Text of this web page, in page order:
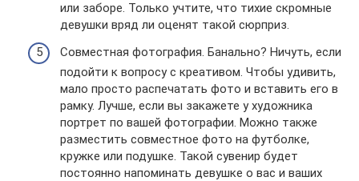
или заборе. Только учтите, что тихие скромные
девушки вряд ли оценят такой сюрприз.
Совместная фотография. Банально? Ничуть, если
подойти к вопросу с креативом. Чтобы удивить,
мало просто распечатать фото и вставить его в
рамку. Лучше, если вы закажете у художника
портрет по вашей фотографии. Можно также
разместить совместное фото на футболке,
кружке или подушке. Такой сувенир будет
постоянно напоминать девушке о вас и ваших